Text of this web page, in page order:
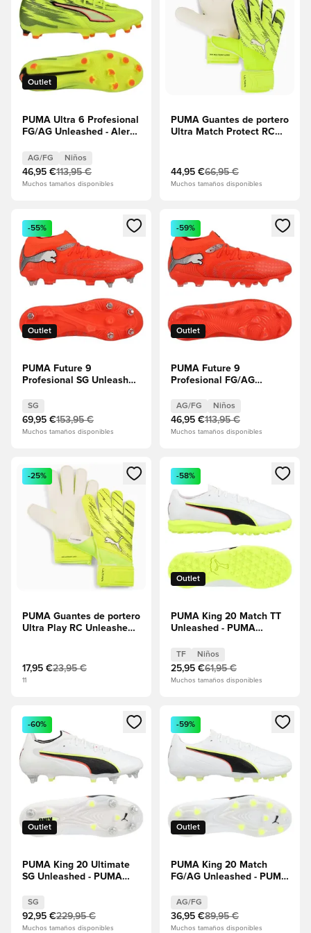
Outlet
PUMA Ultra 6 Profesional
FG/AG Unleashed - Alerta
Negro/Rojo
resplandeciente/Lima
Squeeze Niños
AG/FG Niños
46,95 €113,95 €
Muchos tamaños disponibles
PUMA Guantes de portero
Ultra Match Protect RC
44,95 €66,95 €
Muchos tamaños disponibles
Abre un modal para iniciar sesión o registrarse como
Outlet
-55%
PUMA Future 9
Profesional SG Unleashed
resplandeciente/PUMA
White/PUMA Negro/Puma
Plata
SG
69,95 €153,95 €
Muchos tamaños disponibles
Abre un modal para iniciar
Outlet
-59%
PUMA Future 9
Profesional FG/AG
resplandeciente/PUMA
White/PUMA Negro/Puma
Plata Niños
AG/FG Niños
46,95 €113,95 €
Muchos tamaños disponibles
Abre un modal para iniciar sesión o registrarse como
-25%
PUMA Guantes de portero
Ultra Play RC Unleashed -
17,95 €23,95 €
11
Abre un modal para iniciar
Outlet
-58%
PUMA King 20 Match TT
Unleashed - PUMA
resplandeciente/Alerta
amarilla Niños
TF Niños
25,95 €61,95 €
Muchos tamaños disponibles
Abre un modal para iniciar sesión o registrarse como
Outlet
-60%
PUMA King 20 Ultimate
SG Unleashed - PUMA
resplandeciente/Alerta
amarilla
SG
92,95 €229,95 €
Muchos tamaños disponibles
Abre un modal para iniciar
Outlet
-59%
PUMA King 20 Match
FG/AG Unleashed - PUMA
resplandeciente/Alerta
amarilla
AG/FG
36,95 €89,95 €
Muchos tamaños disponibles